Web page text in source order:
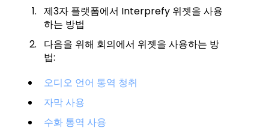
제3자 플랫폼에서 Interprefy 위젯을 사용
하는 방법
다음을 위해 회의에서 위젯을 사용하는 방
법:
오디오 언어 통역 청취
자막 사용
수화 통역 사용